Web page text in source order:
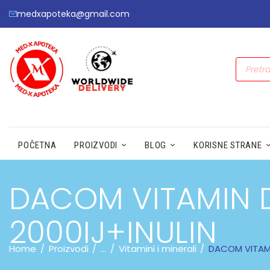
medxapoteka@gmail.com
POČETNA PROIZVODI BLOG KORISNE STRANE
DACOM VITAMIN
2000IJ+INULIN
Home Proizvodi ... Vitamini i minerali DACOM